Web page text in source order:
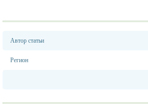
Автор статьи
Регион